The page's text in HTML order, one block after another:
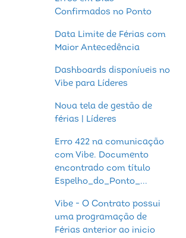
Confirmados no Ponto
Data Limite de Férias com
Maior Antecedência
Dashboards disponíveis no
Vibe para Líderes
Nova tela de gestão de
férias | Líderes
Erro 422 na comunicação
com Vibe. Documento
encontrado com título
Espelho_do_Ponto_...
Vibe - O Contrato possui
uma programação de
Férias anterior ao inicio